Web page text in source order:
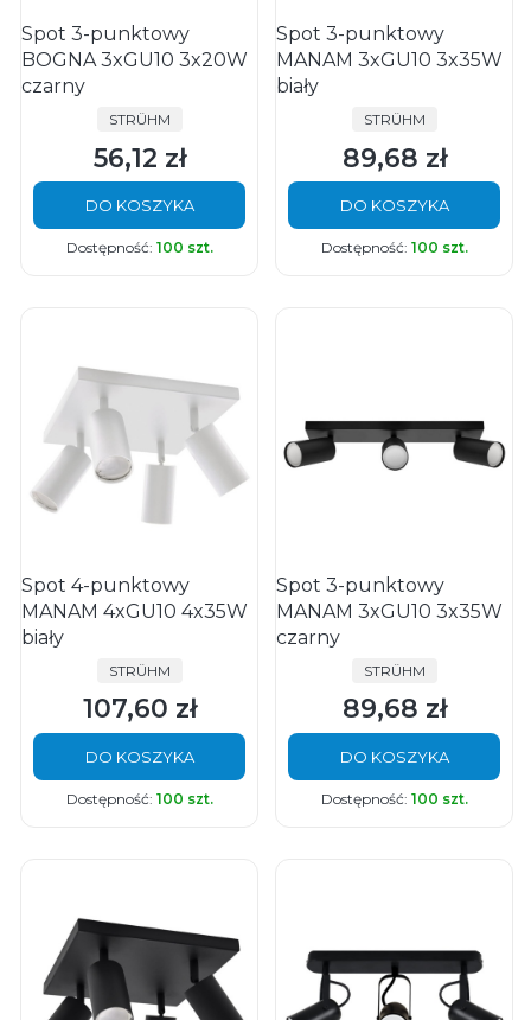
Spot 3-punktowy
BOGNA 3xGU10 3x20W
czarny
PRODUCENT
STRÜHM
Cena
56,12 zł
DO KOSZYKA
Dostępność: 100 szt.
Spot 3-punktowy
MANAM 3xGU10 3x35W
biały
PRODUCENT
STRÜHM
Cena
89,68 zł
DO KOSZYKA
Dostępność: 100 szt.
Spot 4-punktowy
MANAM 4xGU10 4x35W
biały
PRODUCENT
STRÜHM
Cena
107,60 zł
DO KOSZYKA
Dostępność: 100 szt.
Spot 3-punktowy
MANAM 3xGU10 3x35W
czarny
PRODUCENT
STRÜHM
Cena
89,68 zł
DO KOSZYKA
Dostępność: 100 szt.